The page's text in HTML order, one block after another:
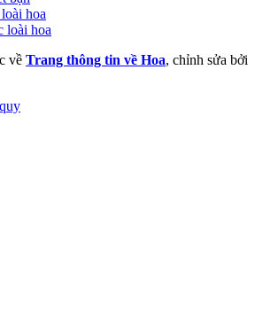
hoa
loài hoa
về Trang thông tin về Hoa, chỉnh sửa bởi